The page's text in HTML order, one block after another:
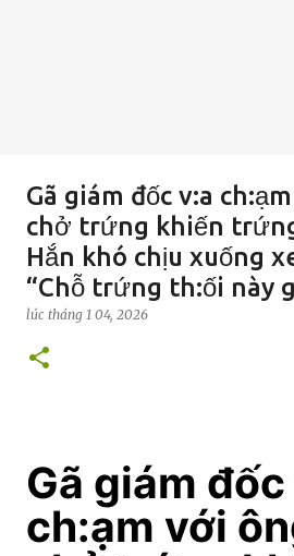
Gã giám đốc v:a
chở trứng khiến
Hắn khó chịu xuống
“Chỗ trứng th:ối này
lúc tháng 1 04, 2026
Gã giám
ch:ạm với